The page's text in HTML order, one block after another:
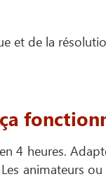
et de la
4 heures.
animateurs